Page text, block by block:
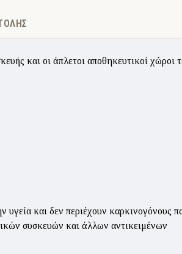
και οι άπλετοι αποθηκευτικοί χώροι
και δεν περιέχουν καρκινογόνους
συσκευών και άλλων αντικειμένων